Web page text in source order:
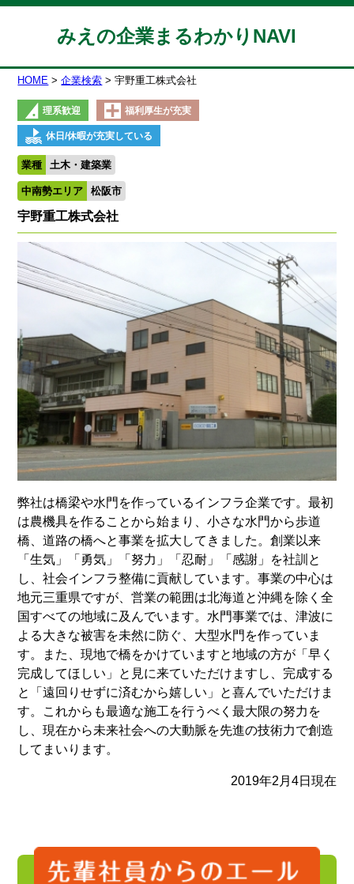
みえの企業まるわかりNAVI
HOME 企業検索 宇野重工株式会社
理系歓迎 福利厚生が充実
休日/休暇が充実している
業種 土木・建築業
中南勢エリア 松阪市
宇野重工株式会社
弊社は橋梁や水門を作っているインフラ企業です。最初
は農機具を作ることから始まり、小さな水門から歩道
橋、道路の橋へと事業を拡大してきました。創業以来
「生気」「勇気」「努力」「忍耐」「感謝」を社訓と
し、社会インフラ整備に貢献しています。事業の中心は
地元三重県ですが、営業の範囲は北海道と沖縄を除く全
国すべての地域に及んでいます。水門事業では、津波に
よる大きな被害を未然に防ぐ、大型水門を作っていま
す。また、現地で橋をかけていますと地域の方が「早く
完成してほしい」と見に来ていただけますし、完成する
と「遠回りせずに済むから嬉しい」と喜んでいただけま
す。これからも最適な施工を行うべく最大限の努力を
し、現在から未来社会への大動脈を先進の技術力で創造
してまいります。
2019年2月4日現在